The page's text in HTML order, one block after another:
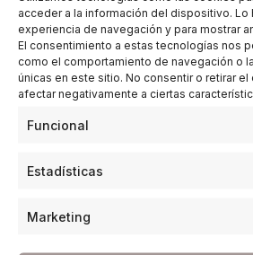
acceder a la información del dispositivo. Lo
experiencia de navegación y para mostrar
El consentimiento a estas tecnologías nos
como el comportamiento de navegación o
únicas en este sitio. No consentir o retirar
afectar negativamente a ciertas
Funcional
Estadísticas
Marketing
mujeres
18/04/2017
15 MINUTOS DE LECTURA